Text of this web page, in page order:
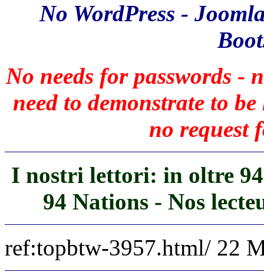
No WordPress -
No needs for passwords -
need to demonstrate to
no request
I nostri lettori: in oltre
94 Nations - Nos
ref:topbtw-3957.html/ 22